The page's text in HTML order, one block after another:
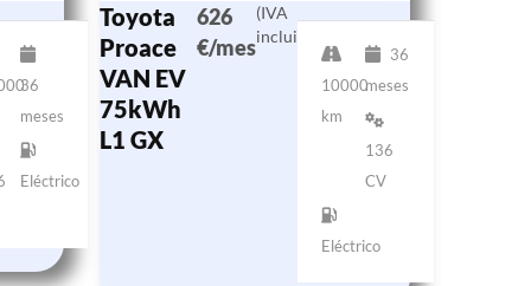
36
meses
Eléctrico
Toyota
Proace
VAN EV
75kWh
L1 GX
626
€/mes
(IVA
incluido)
10000
km
36
meses
136
CV
Eléctrico